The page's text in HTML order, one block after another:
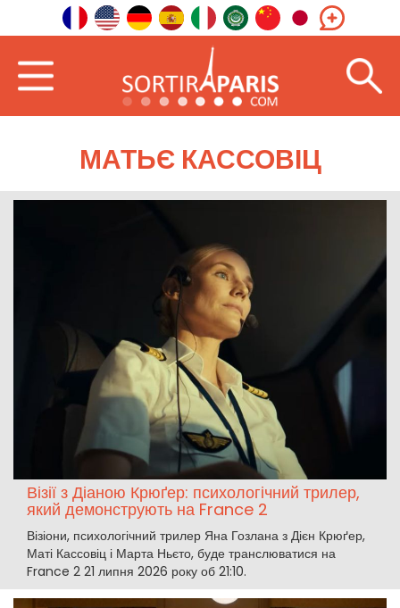
МАТЬЄ КАССОВІЦ
Візії з Діаною Крюґер: психологічний трилер,
який демонструють на France 2
Візіони, психологічний трилер Яна Гозлана з Дієн Крюґер,
Маті Кассовіц і Марта Ньєто, буде транслюватися на
France 2 21 липня 2026 року об 21:10.